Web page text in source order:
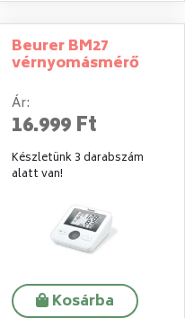
Beurer BM27
vérnyomásmérő
Ár:
16.999 Ft
Készletünk 3 darabszám
alatt van!
Kosárba